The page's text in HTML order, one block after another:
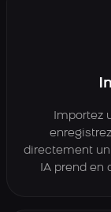
Importez
directement un
IA prend en